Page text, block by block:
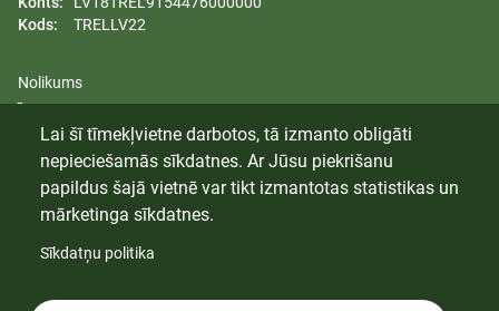
Kods:
TRELLV22
Nolikums
Dzimumu līdztiesības plāns
Trauksmes celšana
© 2024 Latvijas Valsts Koksnes Ķīmijas Institūts. Visas tiesības
Lai šī tīmekļvietne darbotos, tā izmanto obligāti
nepieciešamās sīkdatnes. Ar Jūsu piekrišanu
papildus šajā vietnē var tikt izmantotas statistikas un
mārketinga sīkdatnes.
Sīkdatņu politika